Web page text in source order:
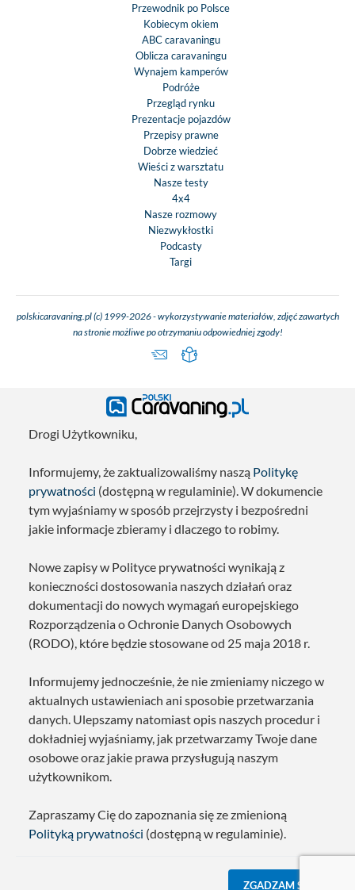
Przewodnik po Polsce
Kobiecym okiem
ABC caravaningu
Oblicza caravaningu
Wynajem kamperów
Podróże
Przegląd rynku
Prezentacje pojazdów
Przepisy prawne
Dobrze wiedzieć
Wieści z warsztatu
Nasze testy
4x4
Nasze rozmowy
Niezwykłostki
Podcasty
Targi
polskicaravaning.pl (c) 1999-2026 - wykorzystywanie materiałów, zdjęć zawartych
na stronie możliwe po otrzymaniu odpowiedniej zgody!
Drogi Użytkowniku,
Informujemy, że zaktualizowaliśmy naszą Politykę
prywatności (dostępną w regulaminie). W dokumencie
tym wyjaśniamy w sposób przejrzysty i bezpośredni
jakie informacje zbieramy i dlaczego to robimy.
Nowe zapisy w Polityce prywatności wynikają z
konieczności dostosowania naszych działań oraz
dokumentacji do nowych wymagań europejskiego
Rozporządzenia o Ochronie Danych Osobowych
(RODO), które będzie stosowane od 25 maja 2018 r.
Informujemy jednocześnie, że nie zmieniamy niczego w
aktualnych ustawieniach ani sposobie przetwarzania
danych. Ulepszamy natomiast opis naszych procedur i
dokładniej wyjaśniamy, jak przetwarzamy Twoje dane
osobowe oraz jakie prawa przysługują naszym
użytkownikom.
Zapraszamy Cię do zapoznania się ze zmienioną
Polityką prywatności (dostępną w regulaminie).
ZGADZAM SIĘ